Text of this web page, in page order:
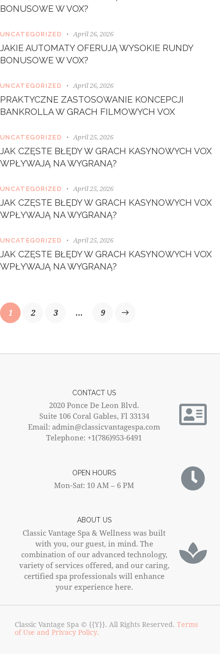
o
o
B
y
K
i
n
S
m
t
h
BONUSOWE W VOX?
UNCATEGORIZED April 26, 2026
JAKIE AUTOMATY OFERUJĄ WYSOKIE RUNDY
BONUSOWE W VOX?
UNCATEGORIZED April 26, 2026
PRAKTYCZNE ZASTOSOWANIE KONCEPCJI
BANKROLLA W GRACH FILMOWYCH VOX
UNCATEGORIZED April 25, 2026
JAK CZĘSTE BŁĘDY W GRACH KASYNOWYCH VOX
WPŁYWAJĄ NA WYGRANĄ?
UNCATEGORIZED April 25, 2026
JAK CZĘSTE BŁĘDY W GRACH KASYNOWYCH VOX
WPŁYWAJĄ NA WYGRANĄ?
UNCATEGORIZED April 25, 2026
JAK CZĘSTE BŁĘDY W GRACH KASYNOWYCH VOX
WPŁYWAJĄ NA WYGRANĄ?
1 2 3 … 9
>
ABOUT US
Classic Vantage Spa & Wellness was built
with you, our guest, in mind. The
combination of our advanced technology,
variety of services offered, and our caring,
certified spa professionals will enhance
your experience here.
OPEN HOURS
Mon-Sat: 10 AM – 6 PM
CONTACT US
2020 Ponce De Leon Blvd.
Suite 106 Coral Gables, Fl 33134
Email: admin@classicvantagespa.com
Telephone: +1(786)953-6491
Classic Vantage Spa © {{Y}}. All Rights Reserved. Terms
of Use and Privacy Policy.